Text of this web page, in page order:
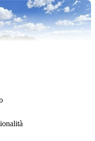
sono angeli che volano
le ami...ngeli che
quando le ami...